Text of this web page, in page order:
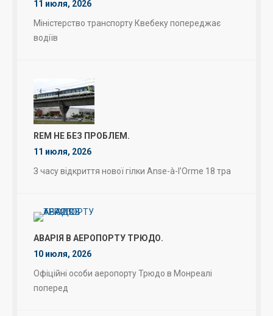
11 июля, 2026
Міністерство транспорту Квебеку попереджає
водіїв
REM НЕ БЕЗ ПРОБЛЕМ.
11 июля, 2026
З часу відкриття нової гілки Anse-à-l’Orme 18 тра
АВАРІЯ В АЕРОПОРТУ ТРЮДО.
10 июля, 2026
Офіційні особи аеропорту Трюдо в Монреалі
поперед